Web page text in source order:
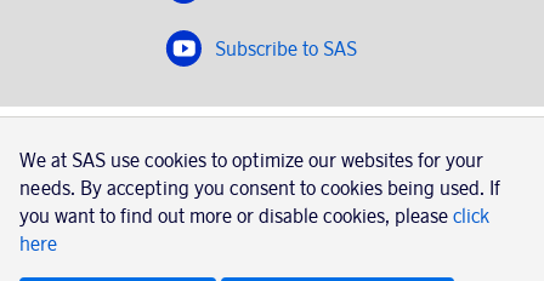
Subscribe to SAS
SAS 2020
SAS AB, registration number 556606-8499, SE-195 87
Stockholm, Sweden
We at SAS use cookies to optimize our websites for your
needs. By accepting you consent to cookies being used. If
you want to find out more or disable cookies, please click
here